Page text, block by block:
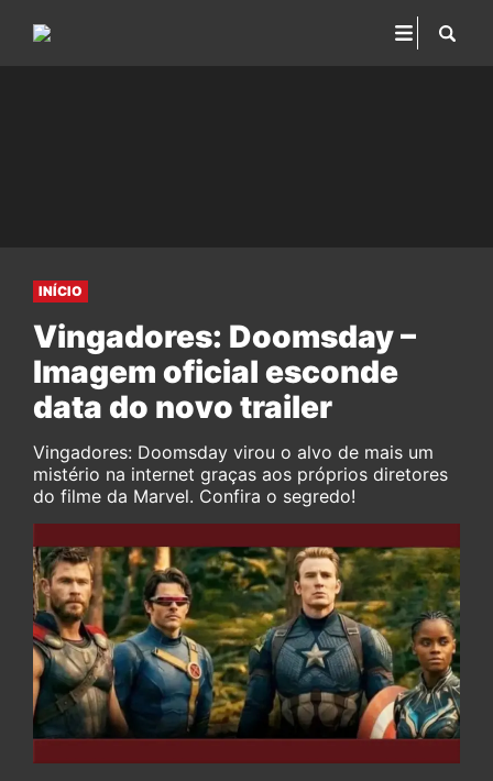
INÍCIO
Vingadores: Doomsday –
Imagem oficial esconde
data do novo trailer
Vingadores: Doomsday virou o alvo de mais um
mistério na internet graças aos próprios diretores
do filme da Marvel. Confira o segredo!